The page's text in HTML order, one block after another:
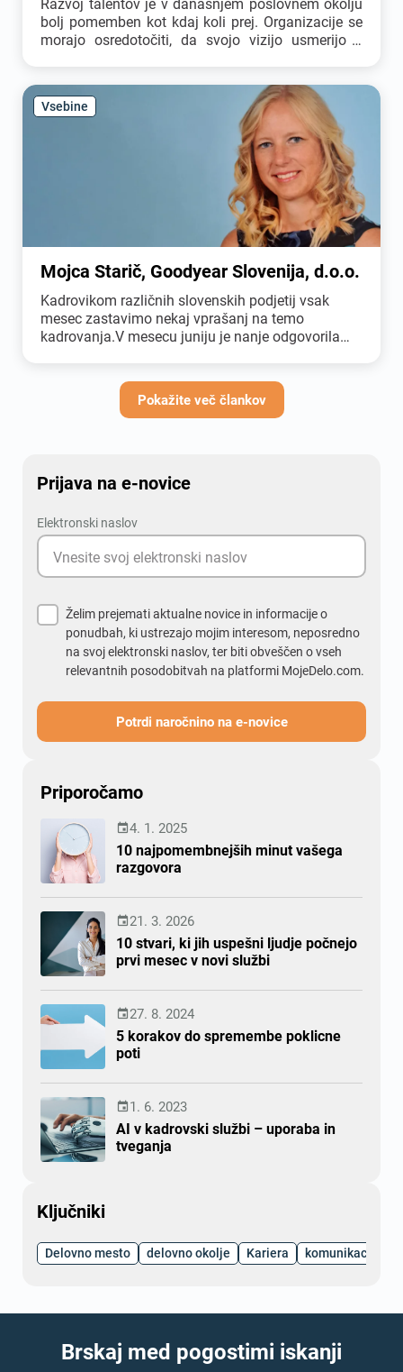
bolj pomemben kot kdaj koli prej. Organizacije se
morajo osredotočiti, da svojo vizijo usmerijo k
organizacij se bori za učinkovito upravljanje s
talenti saj se zavedajo, da vložena sredstva v
pridobivanje, razvijanje, ohranjanje talentov
prispevajo k poslovni uspešnosti organizacije.
Vsebine
Mojca Starič, Goodyear Slovenija, d.o.o.
Kadrovikom različnih slovenskih podjetij vsak
mesec zastavimo nekaj vprašanj na temo
kadrovanja.V mesecu juniju je nanje odgovorila
Pokažite več člankov
Prijava na e-novice
Elektronski naslov
Želim prejemati aktualne novice in informacije o
ponudbah, ki ustrezajo mojim interesom, neposredno
na svoj elektronski naslov, ter biti obveščen o vseh
relevantnih posodobitvah na platformi MojeDelo.com.
Potrdi naročnino na e-novice
Priporočamo
 4. 1. 2025
10 najpomembnejših minut vašega
razgovora
 21. 3. 2026
10 stvari, ki jih uspešni ljudje počnejo
prvi mesec v novi službi
 27. 8. 2024
5 korakov do spremembe poklicne
poti
 1. 6. 2023
AI v kadrovski službi – uporaba in
tveganja
Ključniki
Delovno mesto delovno okolje Kariera komunikacija
Brskaj med pogostimi iskanji